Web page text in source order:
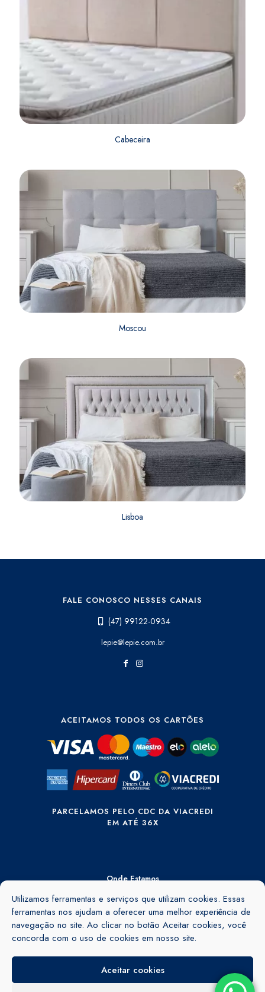
Utilizamos ferramentas e serviços que utilizam cookies. Essas
ferramentas nos ajudam a oferecer uma melhor experiência de
navegação no site. Ao clicar no botão Aceitar cookies, você
concorda com o uso de cookies em nosso site.
Aceitar cookies
Cabeceira
Moscou
Lisboa
FALE CONOSCO NESSES CANAIS
(47) 99122-0934
lepie@lepie.com.br
ACEITAMOS TODOS OS CARTÕES
PARCELAMOS PELO CDC DA VIACREDI
EM ATÉ 36X
Onde Estamos
Rua Ângelo Rubini, 895 - Barra do Rio Cerro - Jaraguá do Sul - SC -
89260-155
Ver no mapa